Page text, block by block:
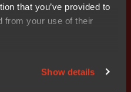
that you’ve provided to
from your use of their
Show details
团队效率。